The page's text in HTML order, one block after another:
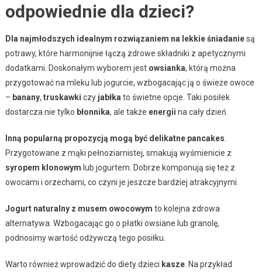
odpowiednie dla dzieci?
Dla najmłodszych idealnym rozwiązaniem na lekkie śniadaniesą
potrawy, które harmonijnie łączą zdrowe składniki z apetycznymi
dodatkami. Doskonałym wyborem jest owsianka, którą można
przygotować na mleku lub jogurcie, wzbogacając ją o świeże owoce
– banany, truskawki czy jabłka to świetne opcje. Taki posiłek
dostarcza nie tylko błonnika, ale także energii na cały dzień.
Inną popularną propozycją mogą być delikatne pancakes
Przygotowane z mąki pełnoziarnistej, smakują wyśmienicie z
syropem klonowym lub jogurtem. Dobrze komponują się też z
owocami i orzechami, co czyni je jeszcze bardziej atrakcyjnymi.
Jogurt naturalny z musem owocowym to kolejna zdrowa
alternatywa. Wzbogacając go o płatki owsiane lub granolę,
podnosimy wartość odżywczą tego posiłku.
Warto również wprowadzić do diety dzieci kasze. Na przykład